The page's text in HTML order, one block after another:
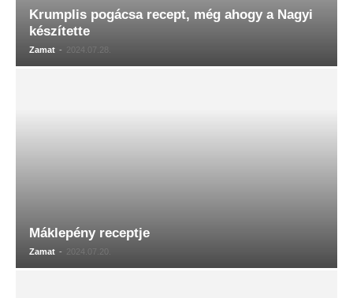
Krumplis pogácsa recept, még ahogy a Nagyi
készítette
Zamat - 2024.07.28.
Máklepény receptje
Zamat - 2024.07.20.